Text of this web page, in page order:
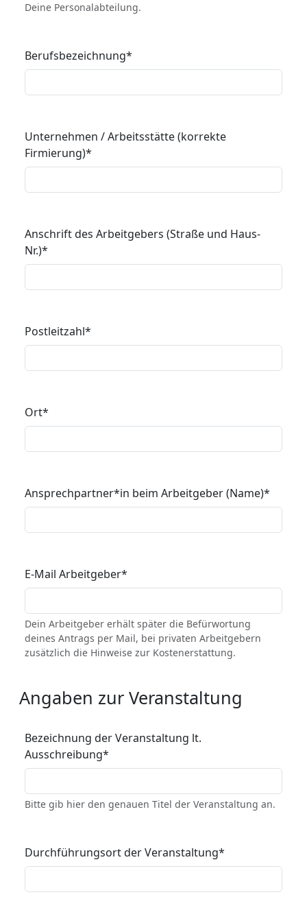
Deine Personalabteilung.
Berufsbezeichnung*
Unternehmen / Arbeitsstätte (korrekte
Firmierung)*
Anschrift des Arbeitgebers (Straße und Haus-
Nr.)*
Postleitzahl*
Ort*
Ansprechpartner*in beim Arbeitgeber (Name)*
E-Mail Arbeitgeber*
Dein Arbeitgeber erhält später die Befürwortung
deines Antrags per Mail, bei privaten Arbeitgebern
zusätzlich die Hinweise zur Kostenerstattung.
Angaben zur Veranstaltung
Bezeichnung der Veranstaltung lt.
Ausschreibung*
Bitte gib hier den genauen Titel der Veranstaltung an.
Durchführungsort der Veranstaltung*